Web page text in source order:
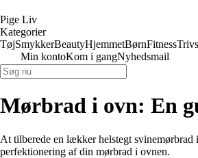
Pige Liv
Kategorier
TøjSmykkerBeautyHjemmetBørnFitness
Min kontoKom i gangNyhedsmail
Mørbrad i ovn: En
At tilberede en lækker helstegt
perfektionering af din mørbrad i ovnen.